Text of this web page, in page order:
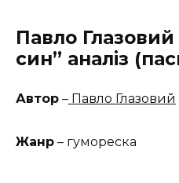
Павло
син” аналіз
Автор – Павло Глазовий
Жанр – гумореска